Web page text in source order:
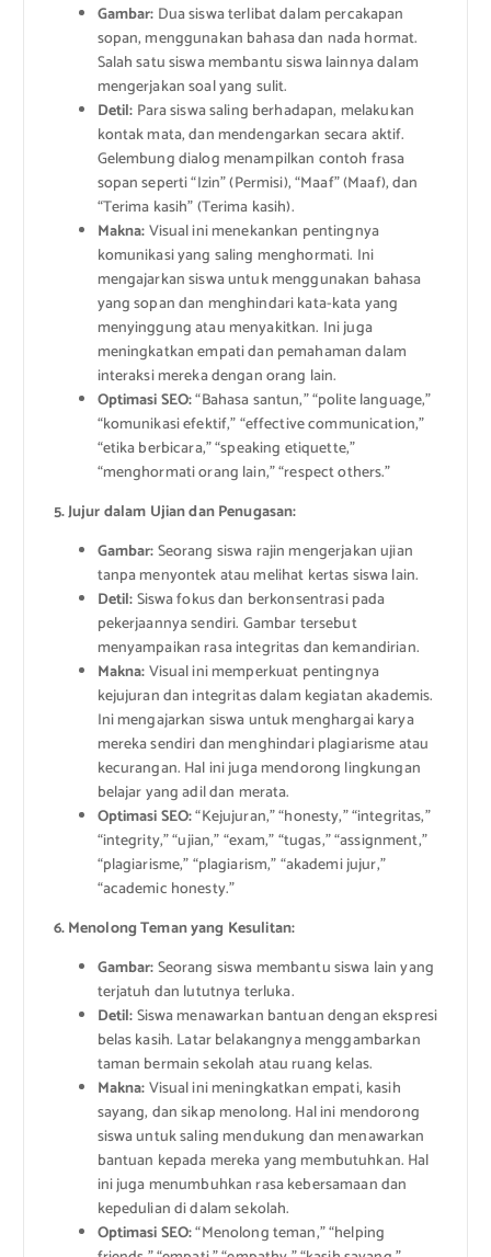
Gambar: Dua siswa terlibat dalam percakapan
sopan, menggunakan bahasa dan nada hormat.
Salah satu siswa membantu siswa lainnya dalam
mengerjakan soal yang sulit.
Detil: Para siswa saling berhadapan, melakukan
kontak mata, dan mendengarkan secara aktif.
Gelembung dialog menampilkan contoh frasa
sopan seperti “Izin” (Permisi), “Maaf” (Maaf), dan
“Terima kasih” (Terima kasih).
Makna:Visual ini menekankan pentingnya
komunikasi yang saling menghormati. Ini
mengajarkan siswa untuk menggunakan bahasa
yang sopan dan menghindari kata-kata yang
menyinggung atau menyakitkan. Ini juga
meningkatkan empati dan pemahaman dalam
interaksi mereka dengan orang lain.
Optimasi SEO:“Bahasa santun,” “polite language,”
“komunikasi efektif,” “effective communication,”
“etika berbicara,” “speaking etiquette,”
“menghormati orang lain,” “respect others.”
5. Jujur dalam Ujian dan Penugasan:
Gambar:Seorang siswa rajin mengerjakan ujian
tanpa menyontek atau melihat kertas siswa lain.
Detil:Siswa fokus dan berkonsentrasi pada
pekerjaannya sendiri. Gambar tersebut
menyampaikan rasa integritas dan kemandirian.
Makna:Visual ini memperkuat pentingnya
kejujuran dan integritas dalam kegiatan akademis.
Ini mengajarkan siswa untuk menghargai karya
mereka sendiri dan menghindari plagiarisme atau
kecurangan. Hal ini juga mendorong lingkungan
belajar yang adil dan merata.
Optimasi SEO:“Kejujuran,” “honesty,” “integritas,”
“integrity,” “ujian,” “exam,” “tugas,” “assignment,”
“plagiarisme,” “plagiarism,” “akademi jujur,”
“academic honesty.”
6. Menolong Teman yang Kesulitan:
Gambar:Seorang siswa membantu siswa lain yang
terjatuh dan lututnya terluka.
Detil:Siswa menawarkan bantuan dengan ekspresi
belas kasih. Latar belakangnya menggambarkan
taman bermain sekolah atau ruang kelas.
Makna:Visual ini meningkatkan empati, kasih
sayang, dan sikap menolong. Hal ini mendorong
siswa untuk saling mendukung dan menawarkan
bantuan kepada mereka yang membutuhkan. Hal
ini juga menumbuhkan rasa kebersamaan dan
kepedulian di dalam sekolah.
Optimasi SEO:“Menolong teman,” “helping